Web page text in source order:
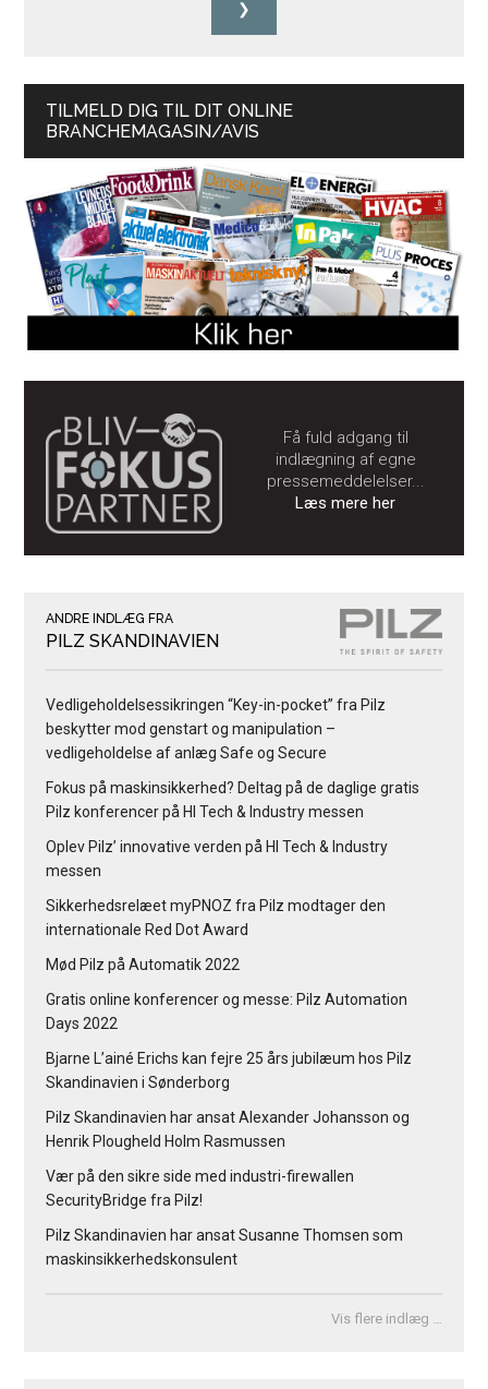
TILMELD DIG TIL DIT ONLINE
BRANCHEMAGASIN/AVIS
Få fuld adgang til
indlægning af egne
pressemeddelelser...
Læs mere her
ANDRE INDLÆG FRA
PILZ SKANDINAVIEN
Vedligeholdelsessikringen “Key-in-pocket” fra Pilz
beskytter mod genstart og manipulation –
vedligeholdelse af anlæg Safe og Secure
Fokus på maskinsikkerhed? Deltag på de daglige gratis
Pilz konferencer på HI Tech & Industry messen
Oplev Pilz’ innovative verden på HI Tech & Industry
messen
Sikkerhedsrelæet myPNOZ fra Pilz modtager den
internationale Red Dot Award
Mød Pilz på Automatik 2022
Gratis online konferencer og messe: Pilz Automation
Days 2022
Bjarne L’ainé Erichs kan fejre 25 års jubilæum hos Pilz
Skandinavien i Sønderborg
Pilz Skandinavien har ansat Alexander Johansson og
Henrik Plougheld Holm Rasmussen
Vær på den sikre side med industri-firewallen
SecurityBridge fra Pilz!
Pilz Skandinavien har ansat Susanne Thomsen som
maskinsikkerhedskonsulent
Vis flere indlæg …